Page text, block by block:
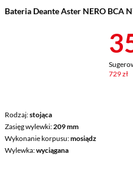
Bateria Deante Aster NERO BCA
Rodzaj stojąca
Zasięg wylewki 209 mm
Wykonanie korpusu mosiądz
Wylewka wyciągana
729 zł